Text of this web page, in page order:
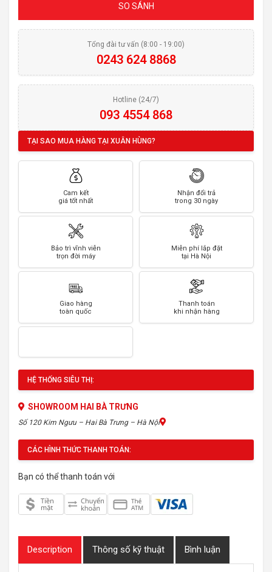
SO SÁNH
Tổng đài tư vấn (8:00 - 19:00)
0243 624 8868
Hotline (24/7)
093 4554 868
TẠI SAO MUA HÀNG TẠI XUÂN HÙNG?
Cam kết
giá tốt nhất
Nhận đổi trả
trong 30 ngày
Bảo trì vĩnh viễn
trọn đời máy
Miễn phí lắp đặt
tại Hà Nội
Giao hàng
toàn quốc
Thanh toán
khi nhận hàng
HỆ THỐNG SIÊU THỊ:
SHOWROOM HAI BÀ TRƯNG
Số 120 Kim Ngưu – Hai Bà Trưng – Hà Nội
CÁC HÌNH THỨC THANH TOÁN:
Bạn có thể thanh toán với
Description Thông số kỹ thuật Bình luận